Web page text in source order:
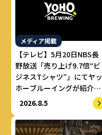
メディア掲載
【テレビ】5月20日NBS長
野放送「売り上げ9.7倍“ビ
ジネスTシャツ”」にてヤッ
ホーブルーイングが紹介さ
れました。
2026.8.5